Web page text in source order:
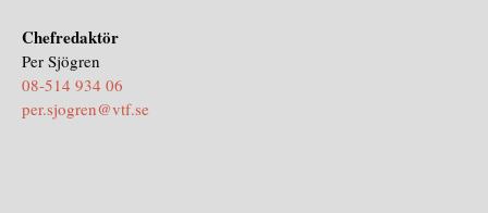
Chefredaktör
Per Sjögren
08-514 934 06
per.sjogren@vtf.se